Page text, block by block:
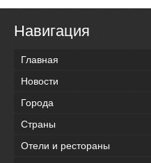
Навигация
Главная
Новости
Города
Страны
Отели и рестораны